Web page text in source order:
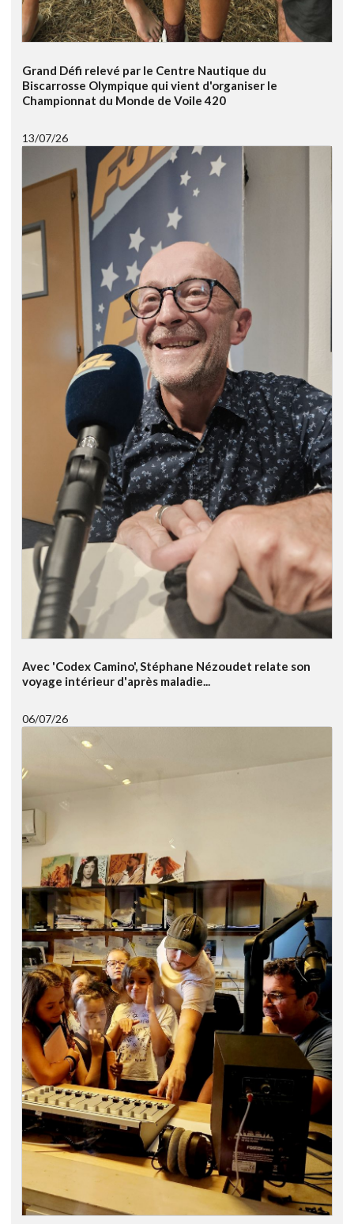
Grand Défi relevé par le Centre Nautique du
Biscarrosse Olympique qui vient d'organiser le
Championnat du Monde de Voile 420
13/07/26
Avec 'Codex Camino', Stéphane Nézoudet relate son
voyage intérieur d'après maladie...
06/07/26